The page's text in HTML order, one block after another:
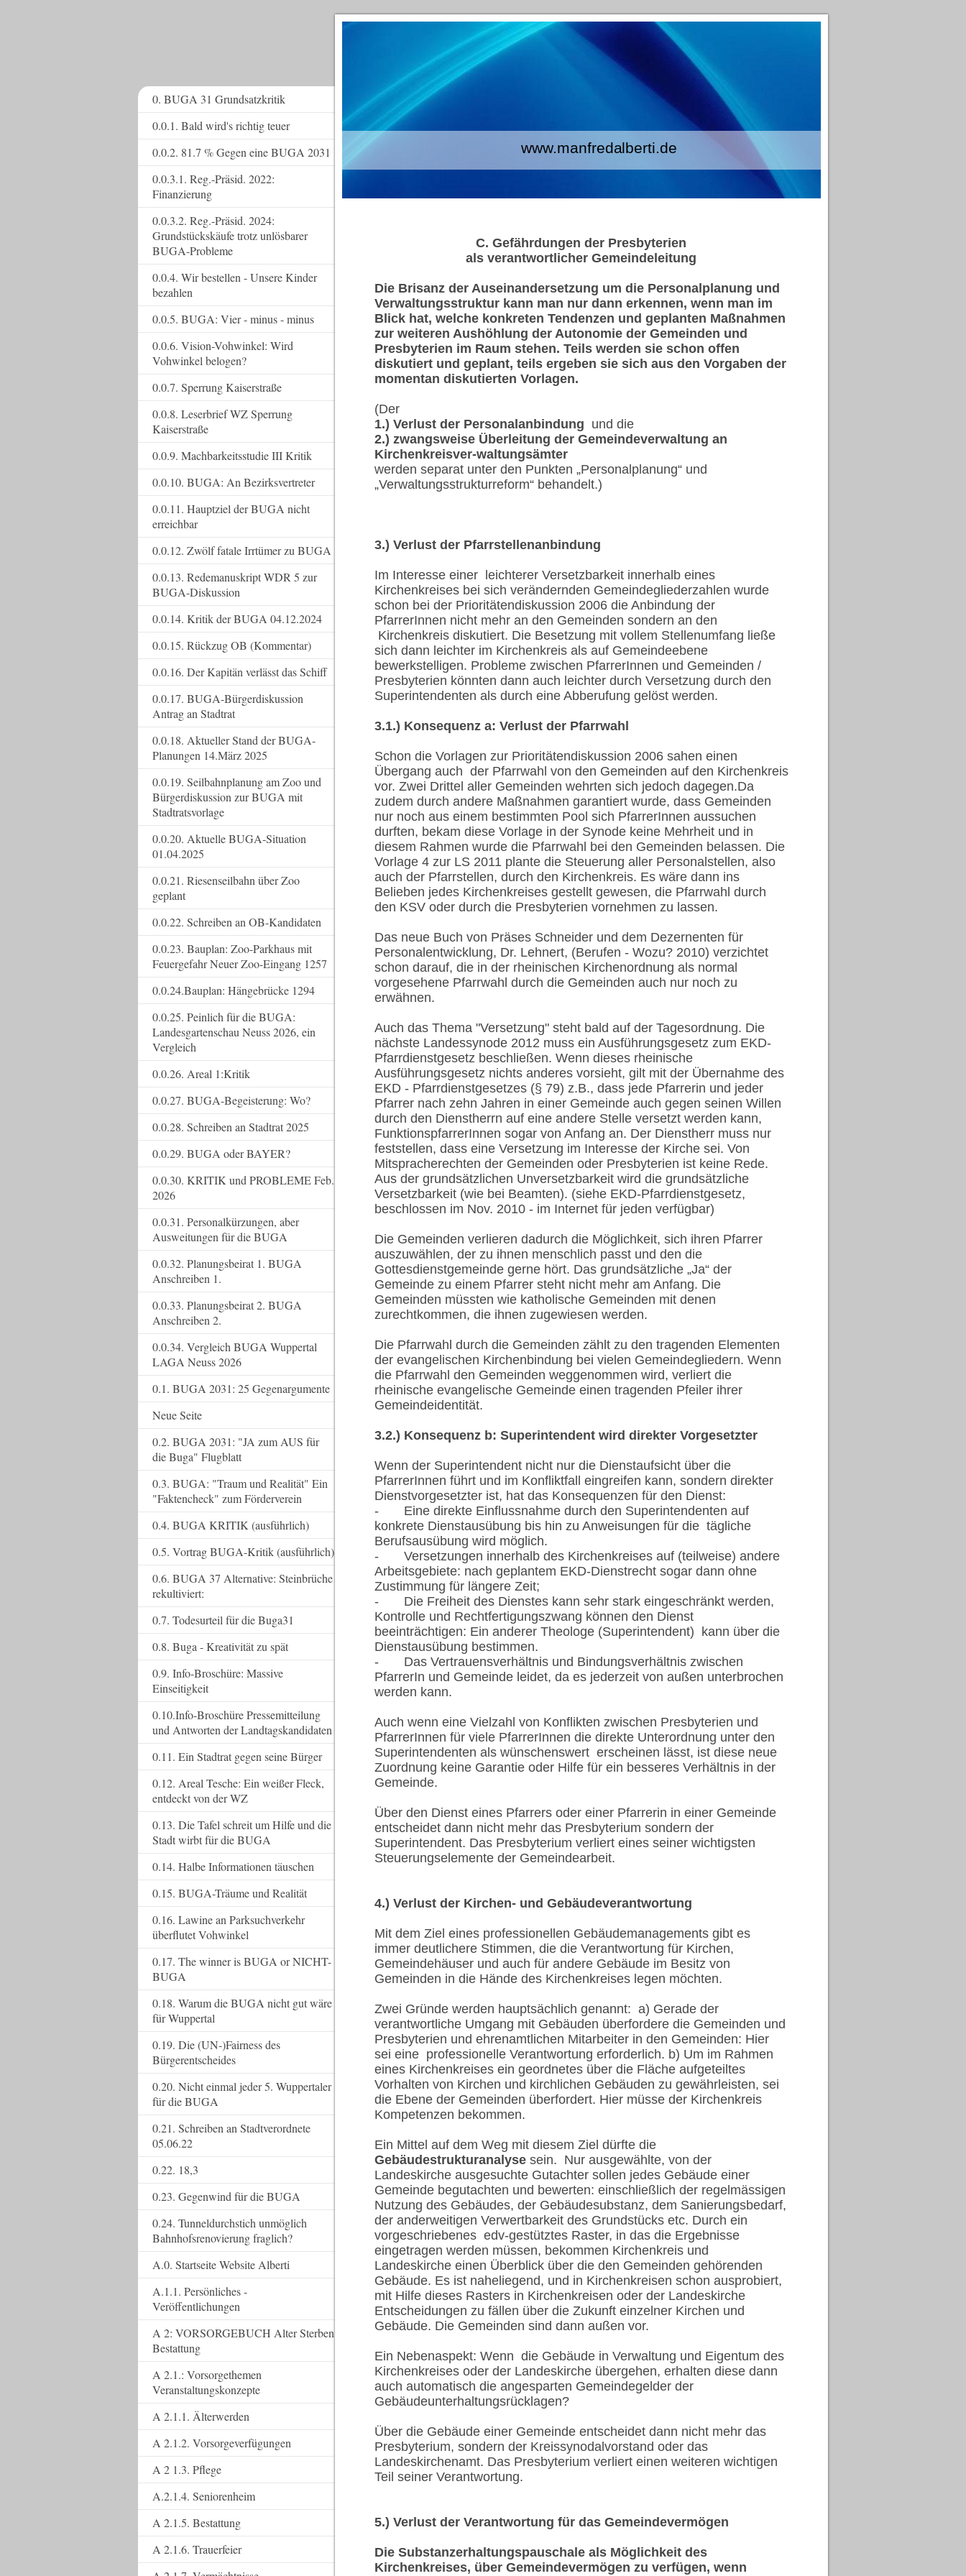
www.manfredalberti.de
C. Gefährdungen der Presbyterien
als verantwortlicher Gemeindeleitung
Die Brisanz der Auseinandersetzung um die Personalplanung und
Verwaltungsstruktur kann man nur dann erkennen, wenn man im
Blick hat, welche konkreten Tendenzen und geplanten Maßnahmen
zur weiteren Aushöhlung der Autonomie der Gemeinden und
Presbyterien im Raum stehen. Teils werden sie schon offen
diskutiert und geplant, teils ergeben sie sich aus den Vorgaben der
momentan diskutierten Vorlagen.
(Der
1.) Verlust der Personalanbindung und die
2.) zwangsweise Überleitung der Gemeindeverwaltung an
Kirchenkreisver-waltungsämter
werden separat unter den Punkten „Personalplanung“ und
„Verwaltungsstrukturreform“ behandelt.)
3.) Verlust der Pfarrstellenanbindung
Im Interesse einer leichterer Versetzbarkeit innerhalb eines
Kirchenkreises bei sich verändernden Gemeindegliederzahlen wurde
schon bei der Prioritätendiskussion 2006 die Anbindung der
PfarrerInnen nicht mehr an den Gemeinden sondern an den
Kirchenkreis diskutiert. Die Besetzung mit vollem Stellenumfang ließe
sich dann leichter im Kirchenkreis als auf Gemeindeebene
bewerkstelligen. Probleme zwischen PfarrerInnen und Gemeinden /
Presbyterien könnten dann auch leichter durch Versetzung durch den
Superintendenten als durch eine Abberufung gelöst werden.
3.1.) Konsequenz a: Verlust der Pfarrwahl
Schon die Vorlagen zur Prioritätendiskussion 2006 sahen einen
Übergang auch der Pfarrwahl von den Gemeinden auf den Kirchenkreis
vor. Zwei Drittel aller Gemeinden wehrten sich jedoch dagegen.Da
zudem durch andere Maßnahmen garantiert wurde, dass Gemeinden
nur noch aus einem bestimmten Pool sich PfarrerInnen aussuchen
durften, bekam diese Vorlage in der Synode keine Mehrheit und in
diesem Rahmen wurde die Pfarrwahl bei den Gemeinden belassen. Die
Vorlage 4 zur LS 2011 plante die Steuerung aller Personalstellen, also
auch der Pfarrstellen, durch den Kirchenkreis. Es wäre dann ins
Belieben jedes Kirchenkreises gestellt gewesen, die Pfarrwahl durch
den KSV oder durch die Presbyterien vornehmen zu lassen.
Das neue Buch von Präses Schneider und dem Dezernenten für
Personalentwicklung, Dr. Lehnert, (Berufen - Wozu? 2010) verzichtet
schon darauf, die in der rheinischen Kirchenordnung als normal
vorgesehene Pfarrwahl durch die Gemeinden auch nur noch zu
erwähnen.
Auch das Thema "Versetzung" steht bald auf der Tagesordnung. Die
nächste Landessynode 2012 muss ein Ausführungsgesetz zum EKD-
Pfarrdienstgesetz beschließen. Wenn dieses rheinische
Ausführungsgesetz nichts anderes vorsieht, gilt mit der Übernahme des
EKD - Pfarrdienstgesetzes (§ 79) z.B., dass jede Pfarrerin und jeder
Pfarrer nach zehn Jahren in einer Gemeinde auch gegen seinen Willen
durch den Dienstherrn auf eine andere Stelle versetzt werden kann,
FunktionspfarrerInnen sogar von Anfang an. Der Dienstherr muss nur
feststellen, dass eine Versetzung im Interesse der Kirche sei. Von
Mitspracherechten der Gemeinden oder Presbyterien ist keine Rede.
Aus der grundsätzlichen Unversetzbarkeit wird die grundsätzliche
Versetzbarkeit (wie bei Beamten). (siehe EKD-Pfarrdienstgesetz,
beschlossen im Nov. 2010 - im Internet für jeden verfügbar)
Die Gemeinden verlieren dadurch die Möglichkeit, sich ihren Pfarrer
auszuwählen, der zu ihnen menschlich passt und den die
Gottesdienstgemeinde gerne hört. Das grundsätzliche „Ja“ der
Gemeinde zu einem Pfarrer steht nicht mehr am Anfang. Die
Gemeinden müssten wie katholische Gemeinden mit denen
zurechtkommen, die ihnen zugewiesen werden.
Die Pfarrwahl durch die Gemeinden zählt zu den tragenden Elementen
der evangelischen Kirchenbindung bei vielen Gemeindegliedern. Wenn
die Pfarrwahl den Gemeinden weggenommen wird, verliert die
rheinische evangelische Gemeinde einen tragenden Pfeiler ihrer
Gemeindeidentität.
3.2.) Konsequenz b: Superintendent wird direkter Vorgesetzter
Wenn der Superintendent nicht nur die Dienstaufsicht über die
PfarrerInnen führt und im Konfliktfall eingreifen kann, sondern direkter
Dienstvorgesetzter ist, hat das Kon­sequenzen für den Dienst:
-
Eine direkte Einflussnahme durch den Superintendenten auf
konkrete Dienstausübung bis hin zu Anweisungen für die tägliche
Berufsausübung wird möglich.
-
Versetzungen innerhalb des Kirchenkreises auf (teilweise) andere
Arbeitsgebiete: nach geplantem EKD-Dienstrecht sogar dann ohne
Zustimmung für längere Zeit;
-
Die Freiheit des Dienstes kann sehr stark eingeschränkt werden,
Kontrolle und Rechtfertigungszwang können den Dienst
beeinträchtigen: Ein anderer Theologe (Superintendent) kann über die
Dienstausübung bestimmen.
-
Das Vertrauensverhältnis und Bindungsverhältnis zwischen
PfarrerIn und Gemeinde leidet, da es jederzeit von außen unterbrochen
werden kann.
Auch wenn eine Vielzahl von Konflikten zwischen Presbyterien und
PfarrerInnen für viele PfarrerInnen die direkte Unterordnung unter den
Superintendenten als wünschenswert erscheinen lässt, ist diese neue
Zuordnung keine Garantie oder Hilfe für ein besseres Verhältnis in der
Gemeinde.
Über den Dienst eines Pfarrers oder einer Pfarrerin in einer Gemeinde
entscheidet dann nicht mehr das Presbyterium sondern der
Superintendent. Das Presbyterium verliert eines seiner wichtigsten
Steuerungselemente der Gemeindearbeit.
4.) Verlust der Kirchen- und Gebäudeverantwortung
Mit dem Ziel eines professionellen Gebäudemanagements gibt es
immer deutlichere Stimmen, die die Verantwortung für Kirchen,
Gemeindehäuser und auch für andere Gebäude im Besitz von
Gemeinden in die Hände des Kirchenkreises legen möchten.
Zwei Gründe werden hauptsächlich genannt: a) Gerade der
verantwortliche Umgang mit Gebäuden überfordere die Gemeinden und
Presbyterien und ehrenamtlichen Mitarbeiter in den Gemeinden: Hier
sei eine professionelle Verantwortung erforderlich. b) Um im Rahmen
eines Kirchenkreises ein geordnetes über die Fläche aufgeteiltes
Vorhalten von Kirchen und kirchlichen Gebäuden zu gewährleisten, sei
die Ebene der Gemeinden überfordert. Hier müsse der Kirchenkreis
Kompetenzen bekommen.
Ein Mittel auf dem Weg mit diesem Ziel dürfte die
Gebäudestrukturanalysesein. Nur ausgewählte, von der
Landeskirche ausgesuchte Gutachter sollen jedes Gebäude einer
Gemeinde begutachten und bewerten: einschließlich der regelmässigen
Nutzung des Gebäudes, der Gebäudesubstanz, dem Sanierungsbedarf,
der anderweitigen Verwertbarkeit des Grundstücks etc. Durch ein
vorgeschriebenes edv-gestütztes Raster, in das die Ergebnisse
eingetragen werden müssen, bekommen Kirchenkreis und
Landeskirche einen Überblick über die den Gemeinden gehörenden
Gebäude. Es ist naheliegend, und in Kirchenkreisen schon ausprobiert,
mit Hilfe die­ses Rasters in Kirchenkreisen oder der Landeskirche
Entscheidungen zu fällen über die Zukunft einzelner Kirchen und
Gebäude. Die Gemeinden sind dann außen vor.
Ein Nebenaspekt: Wenn die Gebäude in Verwaltung und Eigentum des
Kirchen­kreises oder der Landeskirche übergehen, erhalten diese dann
auch automatisch die angesparten Gemeindegelder der
Gebäudeunterhaltungsrücklagen?
Über die Gebäude einer Gemeinde entscheidet dann nicht mehr das
Presbyterium, sondern der Kreissynodalvorstand oder das
Landeskirchenamt. Das Presbyterium verliert einen weiteren wichtigen
Teil seiner Verantwortung.
5.) Verlust der Verantwortung für das Gemeindevermögen
Die Substanzerhaltungspauschale als Möglichkeit des
Kirchenkreises, über Gemeindevermögen zu verfügen, wenn
0. BUGA 31 Grundsatzkritik
0.0.1. Bald wird's richtig teuer
0.0.2. 81.7 % Gegen eine BUGA 2031
0.0.3.1. Reg.-Präsid. 2022:
Finanzierung
0.0.3.2. Reg.-Präsid. 2024:
Grundstückskäufe trotz unlösbarer
BUGA-Probleme
0.0.4. Wir bestellen - Unsere Kinder
bezahlen
0.0.5. BUGA: Vier - minus - minus
0.0.6. Vision-Vohwinkel: Wird
Vohwinkel belogen?
0.0.7. Sperrung Kaiserstraße
0.0.8. Leserbrief WZ Sperrung
Kaiserstraße
0.0.9. Machbarkeitsstudie III Kritik
0.0.10. BUGA: An Bezirksvertreter
0.0.11. Hauptziel der BUGA nicht
erreichbar
0.0.12. Zwölf fatale Irrtümer zu BUGA
0.0.13. Redemanuskript WDR 5 zur
BUGA-Diskussion
0.0.14. Kritik der BUGA 04.12.2024
0.0.15. Rückzug OB (Kommentar)
0.0.16. Der Kapitän verlässt das Schiff
0.0.17. BUGA-Bürgerdiskussion
Antrag an Stadtrat
0.0.18. Aktueller Stand der BUGA-
Planungen 14.März 2025
0.0.19. Seilbahnplanung am Zoo und
Bürgerdiskussion zur BUGA mit
Stadtratsvorlage
0.0.20. Aktuelle BUGA-Situation
01.04.2025
0.0.21. Riesenseilbahn über Zoo
geplant
0.0.22. Schreiben an OB-Kandidaten
0.0.23. Bauplan: Zoo-Parkhaus mit
Feuergefahr Neuer Zoo-Eingang 1257
0.0.24.Bauplan: Hängebrücke 1294
0.0.25. Peinlich für die BUGA:
Landesgartenschau Neuss 2026, ein
Vergleich
0.0.26. Areal 1:Kritik
0.0.27. BUGA-Begeisterung: Wo?
0.0.28. Schreiben an Stadtrat 2025
0.0.29. BUGA oder BAYER?
0.0.30. KRITIK und PROBLEME Feb.
2026
0.0.31. Personalkürzungen, aber
Ausweitungen für die BUGA
0.0.32. Planungsbeirat 1. BUGA
Anschreiben 1.
0.0.33. Planungsbeirat 2. BUGA
Anschreiben 2.
0.0.34. Vergleich BUGA Wuppertal
LAGA Neuss 2026
0.1. BUGA 2031: 25 Gegenargumente
Neue Seite
0.2. BUGA 2031: "JA zum AUS für
die Buga" Flugblatt
0.3. BUGA: "Traum und Realität" Ein
"Faktencheck" zum Förderverein
0.4. BUGA KRITIK (ausführlich)
0.5. Vortrag BUGA-Kritik (ausführlich)
0.6. BUGA 37 Alternative: Steinbrüche
rekultiviert:
0.7. Todesurteil für die Buga31
0.8. Buga - Kreativität zu spät
0.9. Info-Broschüre: Massive
Einseitigkeit
0.10.Info-Broschüre Pressemitteilung
und Antworten der Landtagskandidaten
0.11. Ein Stadtrat gegen seine Bürger
0.12. Areal Tesche: Ein weißer Fleck,
entdeckt von der WZ
0.13. Die Tafel schreit um Hilfe und die
Stadt wirbt für die BUGA
0.14. Halbe Informationen täuschen
0.15. BUGA-Träume und Realität
0.16. Lawine an Parksuchverkehr
überflutet Vohwinkel
0.17. The winner is BUGA or NICHT-
BUGA
0.18. Warum die BUGA nicht gut wäre
für Wuppertal
0.19. Die (UN-)Fairness des
Bürgerentscheides
0.20. Nicht einmal jeder 5. Wuppertaler
für die BUGA
0.21. Schreiben an Stadtverordnete
05.06.22
0.22. 18,3
0.23. Gegenwind für die BUGA
0.24. Tunneldurchstich unmöglich
Bahnhofsrenovierung fraglich?
A.0. Startseite Website Alberti
A.1.1. Persönliches -
Veröffentlichungen
A 2: VORSORGEBUCH Alter Sterben
Bestattung
A 2.1.: Vorsorgethemen
Veranstaltungskonzepte
A 2.1.1. Älterwerden
A 2.1.2. Vorsorgeverfügungen
A 2 1.3. Pflege
A.2.1.4. Seniorenheim
A 2.1.5. Bestattung
A 2.1.6. Trauerfeier